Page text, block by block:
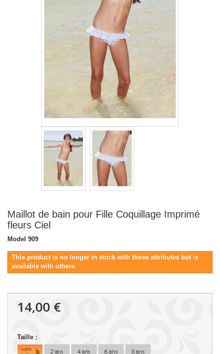
Maillot de bain pour Fille Coquillage Imprimé
fleurs Ciel
Model 909
This product is no longer in stock with those attributes but is
available with others.
14,00 €
Taille :